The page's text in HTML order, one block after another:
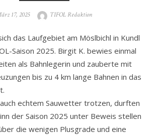
17, 2025 Author
TIFOL Redaktion
das Laufgebiet am Möslbichl in Kundl
Saison 2025. Birgit K. bewies einmal
als Bahnlegerin und zauberte mit
bis zu 4 km lange Bahnen in das
echtem Sauwetter trotzen, durften
der Saison 2025 unter Beweis stellen
die wenigen Plusgrade und eine